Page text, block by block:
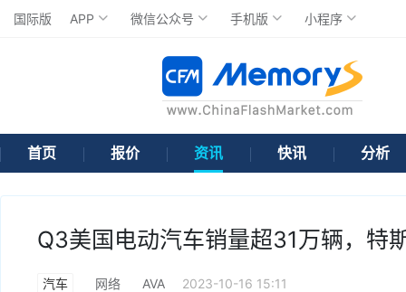
国际版 APP 微信公众号 手机版 小程序
首页 报价 资讯 快讯 分析
Q3美国电动汽车销量超31万辆，特
汽车 网络 AVA 2023-10-16 15:11